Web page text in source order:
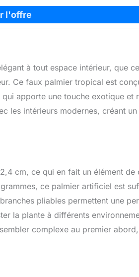
à tout espace intérieur, que
Ce faux palmier tropical est
apporte une touche exotique et
les intérieurs modernes, créant
cm, ce qui en fait un élément de
ce palmier artificiel est
pliables permettent une
la plante à différents
complexe au premier